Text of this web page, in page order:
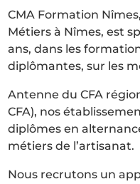
CMA Formation
Métiers à Nîmes, est
ans, dans les
diplômantes, sur les
Antenne du CFA
CFA), nos
diplômes en
métiers de l’artisanat.
Nous recrutons un